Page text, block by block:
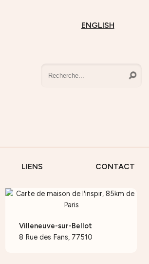
ENGLISH
LIENS CONTACT
Villeneuve-sur-Bellot
8 Rue des Fans, 77510